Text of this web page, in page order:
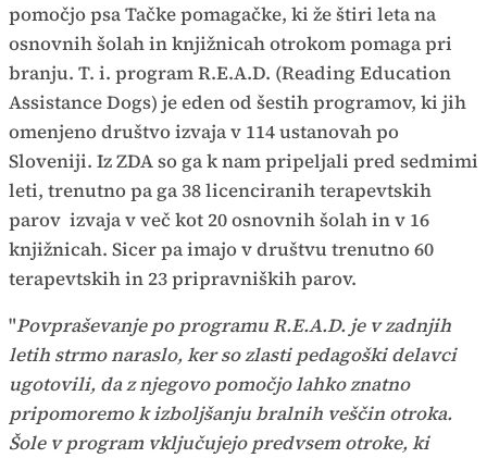
pomočjo psa Tačke pomagačke, ki že štiri leta na
osnovnih šolah in knjižnicah otrokom pomaga pri
branju. T. i. program R.E.A.D. (Reading Education
Assistance Dogs) je eden od šestih programov, ki jih
omenjeno društvo izvaja v 114 ustanovah po
Sloveniji. Iz ZDA so ga k nam pripeljali pred sedmimi
leti, trenutno pa ga 38 licenciranih terapevtskih
parov izvaja v več kot 20 osnovnih šolah in v 16
knjižnicah. Sicer pa imajo v društvu trenutno 60
terapevtskih in 23 pripravniških parov.
"Povpraševanje po programu R.E.A.D. je v zadnjih
letih strmo naraslo, ker so zlasti pedagoški delavci
ugotovili, da z njegovo pomočjo lahko znatno
pripomoremo k izboljšanju bralnih veščin otroka.
Šole v program vključujejo predvsem otroke, ki